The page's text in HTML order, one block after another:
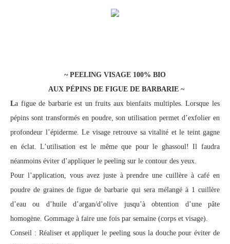
~ PEELING VISAGE 100% BIO
AUX PÉPINS DE FIGUE DE BARBARIE ~
La figue de barbarie est un fruits aux bienfaits multiples. Lorsque les
pépins sont transformés en poudre, son utilisation permet d’exfolier en
profondeur l’épiderme. Le visage retrouve sa vitalité et le teint gagne
en éclat. L’utilisation est le même que pour le ghassoul! Il faudra
néanmoins éviter d’appliquer le peeling sur le contour des yeux.
Pour l’application, vous avez juste à prendre une cuillère à café en
poudre de graines de figue de barbarie qui sera mélangé à 1 cuillère
d’eau ou d’huile d’argan/d’olive jusqu’à obtention d’une pâte
homogène. Gommage à faire une fois par semaine (corps et visage).
Conseil : Réaliser et appliquer le peeling sous la douche pour éviter de